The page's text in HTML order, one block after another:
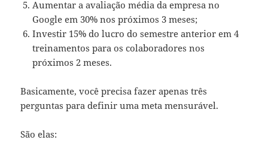
Aumentar a avaliação média da empresa no
Google em 30% nos próximos 3 meses;
Investir 15% do lucro do semestre anterior em 4
treinamentos para os colaboradores nos
próximos 2 meses.
Basicamente, você precisa fazer apenas três
perguntas para definir uma meta mensurável.
São elas: